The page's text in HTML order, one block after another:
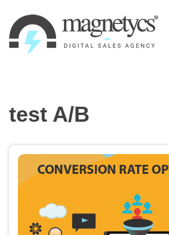
Ir
al
test A/B